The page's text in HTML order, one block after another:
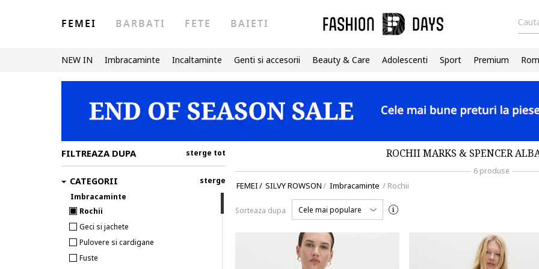
FEMEI BARBATI FETE BAIETI
NEW IN Imbracaminte Incaltaminte Genti si accesorii Beauty & Care Adolescenti Sport Premium
ROCHII MARKS & SPENCER
6 produse
FEMEI/ SILVY ROWSON/ Imbracaminte / Rochii
Sorteaza dupa Cele mai populare
FILTREAZA DUPA sterge tot
CATEGORII
Imbracaminte
Rochii
Geci si jachete
Pulovere si cardigane
Fuste
sterge